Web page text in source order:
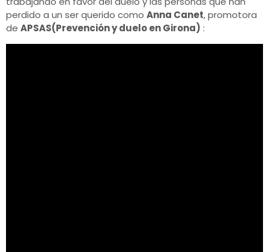
perdido a un ser querido como Anna Canet, promotora
de APSAS(Prevención y duelo en Girona) :